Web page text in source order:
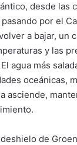
desde las
por el
a bajar, un
y las
agua más
oceánicas,
asciende,
de